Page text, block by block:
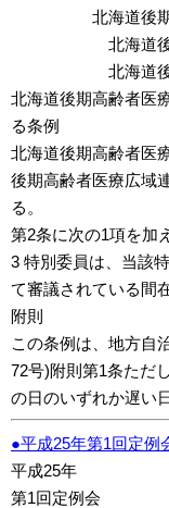
北海道後
北海道
北海道
北海道後期高齢者医
る条例
北海道後期高齢者医
後期高齢者医療広域
る。
第2条に次の1項を加
3 特別委員は、当該
て審議されている間
附則
この条例は、地方自
72号)附則第1条ただ
の日のいずれか遅い
●平成25年第1回定例
平成25年
第1回定例会